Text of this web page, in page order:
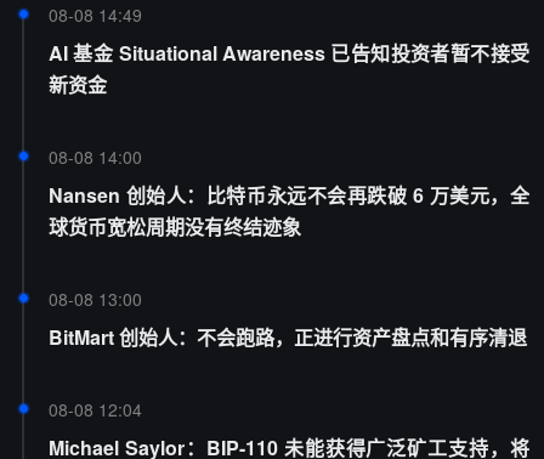
08-08 14:49
AI 基金 Situational Awareness 已告知投资者暂不接受
新资金
08-08 14:00
Nansen 创始人：比特币永远不会再跌破 6 万美元，全
球货币宽松周期没有终结迹象
08-08 13:00
BitMart 创始人：不会跑路，正进行资产盘点和有序清退
08-08 12:04
Michael Saylor：BIP-110 未能获得广泛矿工支持，将